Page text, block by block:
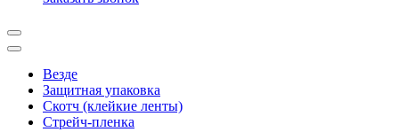
Везде
Защитная упаковка
Скотч (клейкие ленты)
Стрейч-пленка